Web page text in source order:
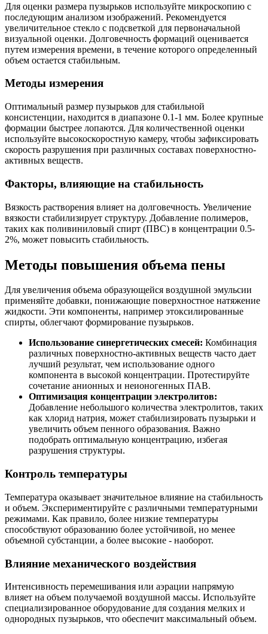
Для оценки размера пузырьков используйте микроскопию с
последующим анализом изображений. Рекомендуется
увеличительное стекло с подсветкой для первоначальной
визуальной оценки. Долговечность формаций оценивается
путем измерения времени, в течение которого определенный
объем остается стабильным.
Методы измерения
Оптимальный размер пузырьков для стабильной
консистенции, находится в диапазоне 0.1-1 мм. Более крупные
формации быстрее лопаются. Для количественной оценки
используйте высокоскоростную камеру, чтобы зафиксировать
скорость разрушения при различных составах поверхностно-
активных веществ.
Факторы, влияющие на стабильность
Вязкость растворения влияет на долговечность. Увеличение
вязкости стабилизирует структуру. Добавление полимеров,
таких как поливиниловый спирт (ПВС) в концентрации 0.5-
2%, может повысить стабильность.
Методы повышения объема пены
Для увеличения объема образующейся воздушной эмульсии
применяйте добавки, понижающие поверхностное натяжение
жидкости. Эти компоненты, например этоксилированные
спирты, облегчают формирование пузырьков.
Использование синергетических смесей: Комбинация
различных поверхностно-активных веществ часто дает
лучший результат, чем использование одного
компонента в высокой концентрации. Протестируйте
сочетание анионных и неионогенных ПАВ.
Оптимизация концентрации электролитов:
Добавление небольшого количества электролитов, таких
как хлорид натрия, может стабилизировать пузырьки и
увеличить объем пенного образования. Важно
подобрать оптимальную концентрацию, избегая
разрушения структуры.
Контроль температуры
Температура оказывает значительное влияние на стабильность
и объем. Экспериментируйте с различными температурными
режимами. Как правило, более низкие температуры
способствуют образованию более устойчивой, но менее
объемной субстанции, а более высокие - наоборот.
Влияние механического воздействия
Интенсивность перемешивания или аэрации напрямую
влияет на объем получаемой воздушной массы. Используйте
специализированное оборудование для создания мелких и
однородных пузырьков, что обеспечит максимальный объем.